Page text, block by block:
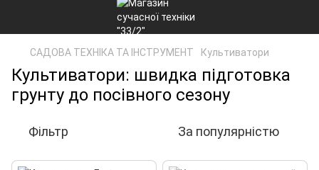
САДОВА ТЕХНІКА ТА ІНСТРУМЕНТ Культиватори
Культиватори: швидка підготовка
грунту до посівного сезону
Фільтр За популярністю